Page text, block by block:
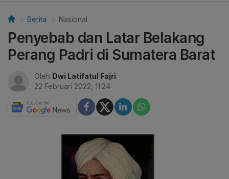
Berita Nasional
Penyebab dan Latar Belakang
Perang Padri di Sumatera Barat
Oleh Dwi Latifatul Fajri
22 Februari 2022, 11:24